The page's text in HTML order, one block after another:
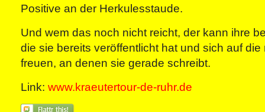
Positive an der Herkulesstaude.
Und wem das noch nicht reicht, der kann ihre
die sie bereits veröffentlicht hat und sich auf
freuen, an denen sie gerade schreibt.
Link: www.kraeutertour-de-ruhr.de